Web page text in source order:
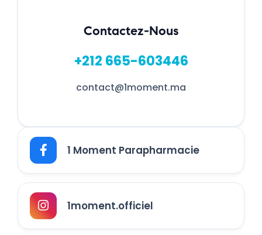
Contactez-Nous
+212 665-603446
contact@1moment.ma
1 Moment Parapharmacie
1moment.officiel